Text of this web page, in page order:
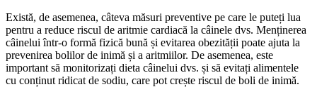
Există, de asemenea, câteva măsuri preventive pe care le puteți lua
pentru a reduce riscul de aritmie cardiacă la câinele dvs. Menținerea
câinelui într-o formă fizică bună și evitarea obezității poate ajuta la
prevenirea bolilor de inimă și a aritmiilor. De asemenea, este
important să monitorizați dieta câinelui dvs. și să evitați alimentele
cu conținut ridicat de sodiu, care pot crește riscul de boli de inimă.